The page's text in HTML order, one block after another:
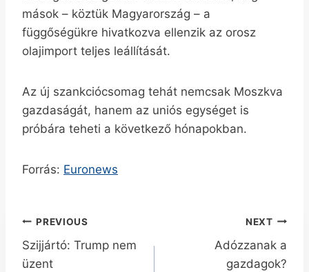
mások – köztük Magyarország – a
függőségükre hivatkozva ellenzik az orosz
olajimport teljes leállítását.
Az új szankciócsomag tehát nemcsak Moszkva
gazdaságát, hanem az uniós egységet is
próbára teheti a következő hónapokban.
Forrás: Euronews
Bejegyzés
navigáció
PREVIOUS
Szijjártó: Trump nem
üzent
NEXT
Adózzanak a
gazdagok?